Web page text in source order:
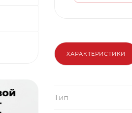
ХАРАКТЕРИСТИКИ
Тип